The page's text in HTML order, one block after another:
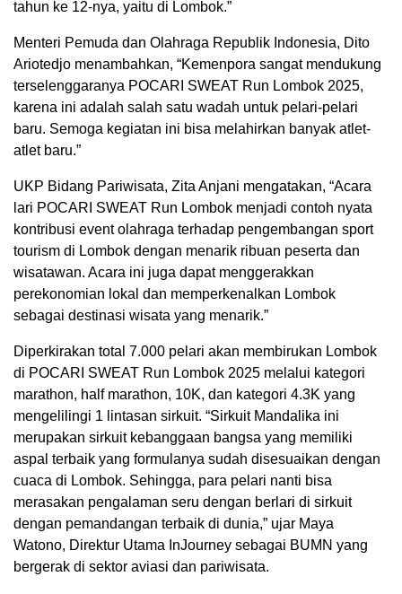
tahun ke 12-nya, yaitu di Lombok.”
Menteri Pemuda dan Olahraga Republik Indonesia, Dito
Ariotedjo menambahkan, “Kemenpora sangat mendukung
terselenggaranya POCARI SWEAT Run Lombok 2025,
karena ini adalah salah satu wadah untuk pelari-pelari
baru. Semoga kegiatan ini bisa melahirkan banyak atlet-
atlet baru.”
UKP Bidang Pariwisata, Zita Anjani mengatakan, “Acara
lari POCARI SWEAT Run Lombok menjadi contoh nyata
kontribusi event olahraga terhadap pengembangan sport
tourism di Lombok dengan menarik ribuan peserta dan
wisatawan. Acara ini juga dapat menggerakkan
perekonomian lokal dan memperkenalkan Lombok
sebagai destinasi wisata yang menarik.”
Diperkirakan total 7.000 pelari akan membirukan Lombok
di POCARI SWEAT Run Lombok 2025 melalui kategori
marathon, half marathon, 10K, dan kategori 4.3K yang
mengelilingi 1 lintasan sirkuit. “Sirkuit Mandalika ini
merupakan sirkuit kebanggaan bangsa yang memiliki
aspal terbaik yang formulanya sudah disesuaikan dengan
cuaca di Lombok. Sehingga, para pelari nanti bisa
merasakan pengalaman seru dengan berlari di sirkuit
dengan pemandangan terbaik di dunia,” ujar Maya
Watono, Direktur Utama InJourney sebagai BUMN yang
bergerak di sektor aviasi dan pariwisata.